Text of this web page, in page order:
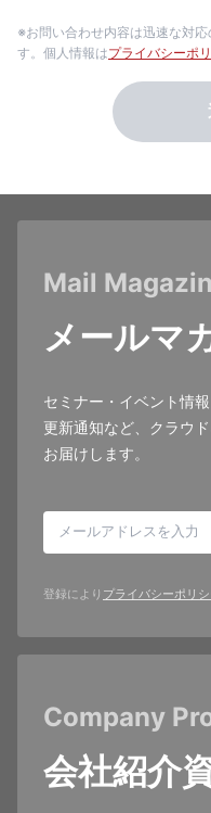
※お問い合わせ内容は迅速な対
す。個人情報はプライバシーポ
Mail
メールマ
セミナー・イベント情
更新通知など、クラウ
お届けします。
登録により プライバシーポリ
Company
会社紹介